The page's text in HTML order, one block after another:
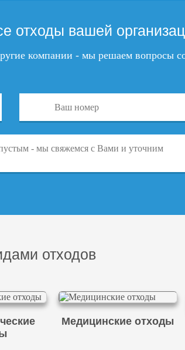
отходы вашей
компании - мы решаем вопросы
отходов
Медицинские отходы